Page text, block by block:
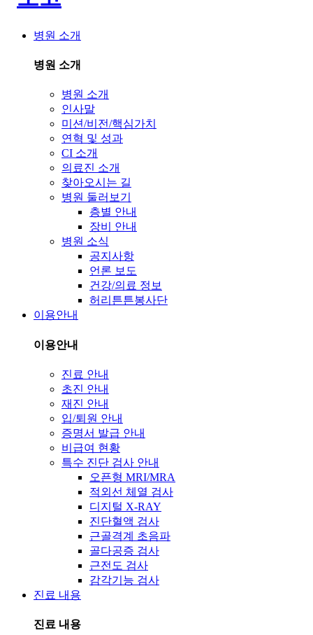
병원 소개
병원 소개
병원 소개
인사말
미션/비전/핵심가치
연혁 및 성과
CI 소개
의료진 소개
찾아오시는 길
병원 둘러보기
층별 안내
장비 안내
병원 소식
공지사항
언론 보도
건강/의료 정보
허리튼튼봉사단
이용안내
이용안내
진료 안내
초진 안내
재진 안내
입/퇴원 안내
증명서 발급 안내
비급여 현황
특수 진단 검사 안내
오픈형 MRI/MRA
적외선 체열 검사
디지털 X-RAY
진단혈액 검사
근골격계 초음파
골다공증 검사
근전도 검사
감각기능 검사
진료 내용
진료 내용